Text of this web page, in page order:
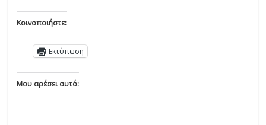
Κοινοποιήστε:
Εκτύπωση
Μου αρέσει αυτό: